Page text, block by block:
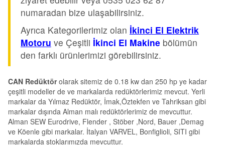
numaradan bize ulaşabilirsiniz.
Ayrıca Kategorilerimiz olan İkinci El Elektrik
Motoru ve Çeşitli İkinci El Makine bölümün
den farklı ürünlerimizi görebilirsiniz.
CAN Redüktörolarak sitemiz de 0.18 kw dan 250 hp ye kadar
çeşitli modeller de ve markalarda redüktörlerimiz mevcut. Yerli
markalar da Yılmaz Redüktör, İmak,Öztekfen ve Tahriksan gibi
markalar dışında Alman malı redüktörlerimiz de mevcuttur.
Alman SEW Eurodrive, Flender , Stöber ,Nord, Bauer ,Demag
ve Köenle gibi markalar. İtalyan VARVEL, Bonfiglioli, SITI gibi
markalarda stoklarımızda mevcuttur.